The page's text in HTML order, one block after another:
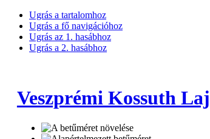
Ugrás a tartalomhoz
Ugrás a fő navigációhoz
Ugrás az 1. hasábhoz
Ugrás a 2. hasábhoz
Veszprémi Kossuth